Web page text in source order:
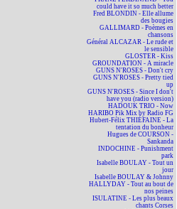
could have it so much better
Fred BLONDIN - Elle allume
des bougies
GALLIMARD - Poèmes en
chansons
Général ALCAZAR - Le rude et
le sensible
GLOSTER - Kiss
GROUNDATION - A miracle
GUNS N'ROSES - Don't cry
GUNS N'ROSES - Pretty tied
up
GUNS N'ROSES - Since I don't
have you (radio version)
HADOUK TRIO - Now
HARIBO Pik Mix by Radio FG
Hubert-Félix THIÉFAINE - La
tentation du bonheur
Hugues de COURSON -
Sankanda
INDOCHINE - Punishment
park
Isabelle BOULAY - Tout un
jour
Isabelle BOULAY & Johnny
HALLYDAY - Tout au bout de
nos peines
ISULATINE - Les plus beaux
chants Corses